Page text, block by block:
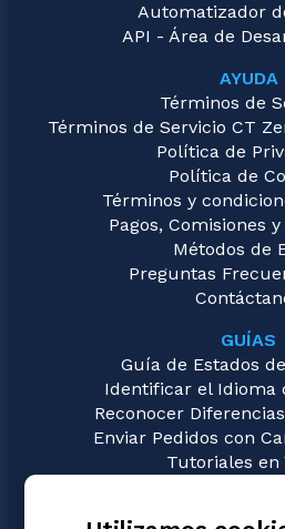
Automatizador
API - Área de
AYUDA
Términos de
Términos de Servicio CT
Política de
Política de
Términos y
Pagos, Comisiones
Métodos de
Preguntas
GUÍAS
Guía de Estados
Identificar el Idioma
Reconocer
Enviar Pedidos con
Tutoriales en